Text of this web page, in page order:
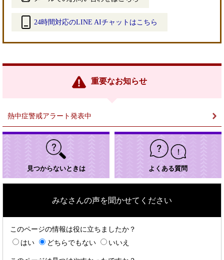
24時間対応のLINE AIチャットはこちら
リ
重要なお知らせ
熱中症警戒アラート発表中
見つからないときは よくある質問
みなさんの声を聞かせてください
このページの情報は役に立ちましたか？
はい
どちらでもない いいえ